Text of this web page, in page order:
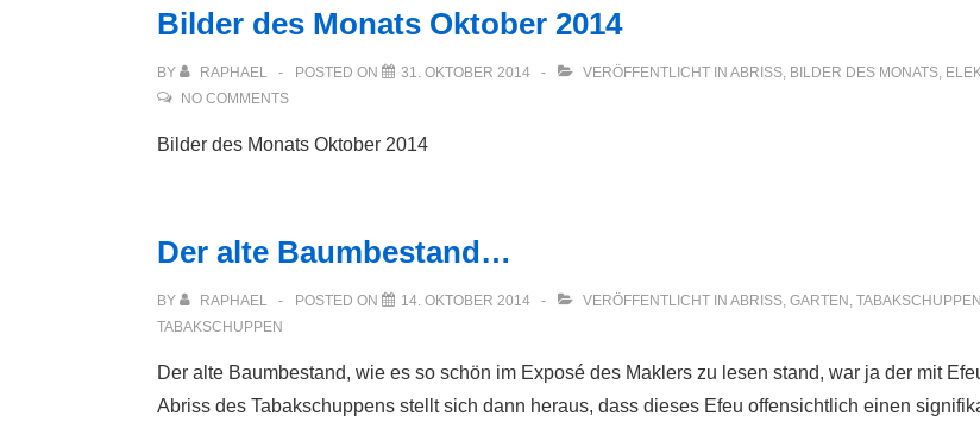
Hütte?
Bilder des Monats Oktober 2014
BY RAPHAEL POSTED ON 31. OKTOBER 2014 VERÖFFENTLICHT IN ABRISS, BILDER DES MONATS,
NO COMMENTS
Bilder des Monats Oktober 2014
Der alte Baumbestand…
BY RAPHAEL POSTED ON 14. OKTOBER 2014 VERÖFFENTLICHT IN ABRISS, GARTEN , TABAKSCHUPPEN
TABAKSCHUPPEN
Der alte Baumbestand, wie es so schön im Exposé des Maklers zu lesen stand, war ja der mit
Abriss des Tabakschuppens stellt sich dann heraus, dass dieses Efeu offensichtlich einen